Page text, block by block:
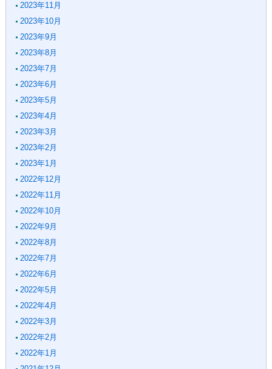
2023年11月
2023年10月
2023年9月
2023年8月
2023年7月
2023年6月
2023年5月
2023年4月
2023年3月
2023年2月
2023年1月
2022年12月
2022年11月
2022年10月
2022年9月
2022年8月
2022年7月
2022年6月
2022年5月
2022年4月
2022年3月
2022年2月
2022年1月